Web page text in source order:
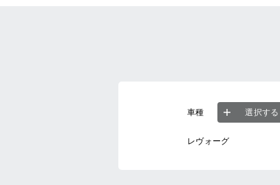
車種 選択する
レヴォーグ